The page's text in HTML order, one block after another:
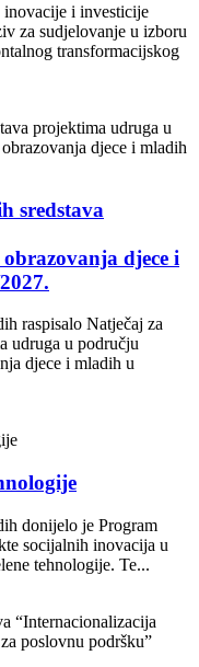
inovacije i investicije
za sudjelovanje u izboru
transformacijskog
sredstava
djece i
raspisalo Natječaj za
udruga u području
djece i mladih u
donijelo je Program
socijalnih inovacija u
tehnologije. Te...